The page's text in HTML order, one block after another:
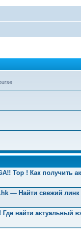
Тор ! Как получить
— Найти свежий линк
найти актуальный